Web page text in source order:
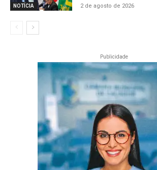
NOTÍCIA 2 de agosto de 2026
Publicidade